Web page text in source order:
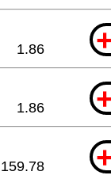
1.86
1.86
159.78